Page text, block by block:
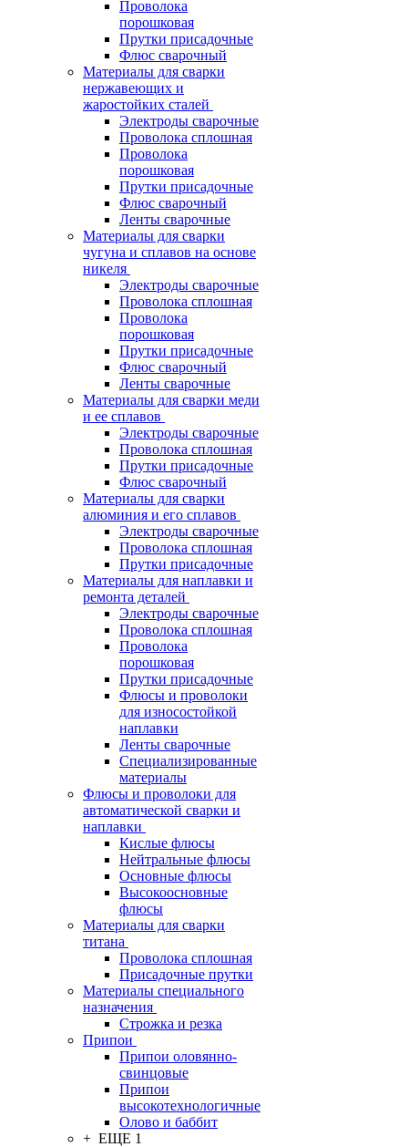
Проволока
порошковая
Прутки присадочные
Флюс сварочный
Материалы для сварки
нержавеющих и
жаростойких сталей
Электроды сварочные
Проволока сплошная
Проволока
порошковая
Прутки присадочные
Флюс сварочный
Ленты сварочные
Материалы для сварки
чугуна и сплавов на основе
никеля
Электроды сварочные
Проволока сплошная
Проволока
порошковая
Прутки присадочные
Флюс сварочный
Ленты сварочные
Материалы для сварки меди
и ее сплавов
Электроды сварочные
Проволока сплошная
Прутки присадочные
Флюс сварочный
Материалы для сварки
алюминия и его сплавов
Электроды сварочные
Проволока сплошная
Прутки присадочные
Материалы для наплавки и
ремонта деталей
Электроды сварочные
Проволока сплошная
Проволока
порошковая
Прутки присадочные
Флюсы и проволоки
для износостойкой
наплавки
Ленты сварочные
Специализированные
материалы
Флюсы и проволоки для
автоматической сварки и
наплавки
Кислые флюсы
Нейтральные флюсы
Основные флюсы
Высокоосновные
флюсы
Материалы для сварки
титана
Проволока сплошная
Присадочные прутки
Материалы специального
назначения
Строжка и резка
Припои
Припои оловянно-
свинцовые
Припои
высокотехнологичные
Олово и баббит
+ ЕЩЕ 1